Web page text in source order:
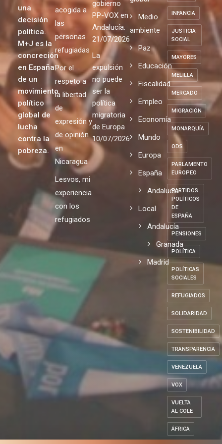
una
decisión
política.
M+J es la
concreción
en España
de un
movimiento
político
global de
lucha
contra la
pobreza.
acogida a
las
personas
refugiadas
Por el
respeto a
la libertad
de
expresión y
de opinión
en
Nicaragua
Lesvos, mi
experiencia
con los
refugiados
gobierno
PP-VOX en
Andalucía.
21/07/2026
La
expulsión
no puede
ser la
política
migratoria
de Europa
10/07/2026
Medio
ambiente
Paz
Educación
Fiscalidad
Empleo
Economía
Mundo
Europa
España
Andalucia
Local
Andalucía
Granada
Madrid
INFANCIA
JUSTICIA
SOCIAL
MAYORES
MELILLA
MERCADO
MIGRACIÓN
MONARQUÍA
ODS
PARLAMENTO
EUROPEO
PARTIDOS
POLÍTICOS
DE
ESPAÑA
PENSIONES
POLÍTICA
POLÍTICAS
SOCIALES
REFUGIADOS
SOLIDARIDAD
SOSTENIBILIDAD
TRANSPARENCIA
VENEZUELA
VOX
VUELTA
AL COLE
ÁFRICA